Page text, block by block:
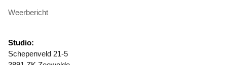
Weerbericht
Studio:
Schepenveld 21-5